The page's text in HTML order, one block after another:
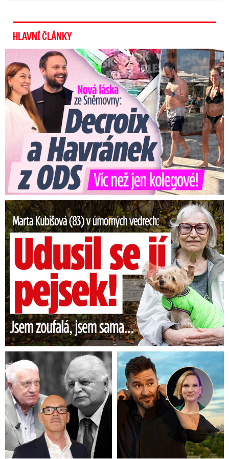
HLAVNÍ ČLÁNKY
Nová láska ve Sněmovně: Decroix s mladým kolegou z ODS
Marta Kubišová (83) v úmorných vedrech: Udusil se jí pejsek!